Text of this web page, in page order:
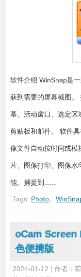
软件介绍 WinSnap是
获到需要的屏幕截图。
幕、活动窗口、选定区
剪贴板和邮件。 软件
像文件自动按时间或模
片、图像打印、图像
能。捕捉到......
Tags: Photo
oCam Screen
色便携版
2024-01-12 | 作者：